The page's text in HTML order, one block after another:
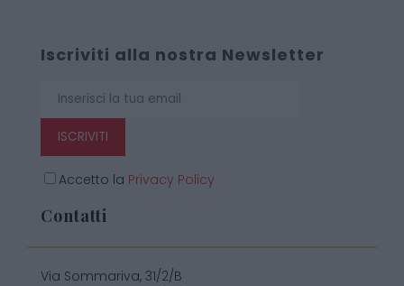
Iscriviti alla nostra Newsletter
ISCRIVITI
Accetto la Privacy Policy
Contatti
Via Sommariva, 31/2/B